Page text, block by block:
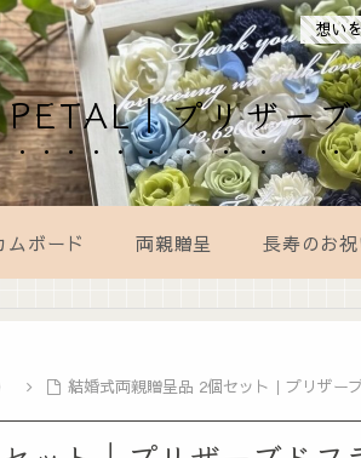
想い
｜プリザー
ムボード 両親贈呈 長寿のお
結婚式両親贈呈品 2個セット｜プリザー